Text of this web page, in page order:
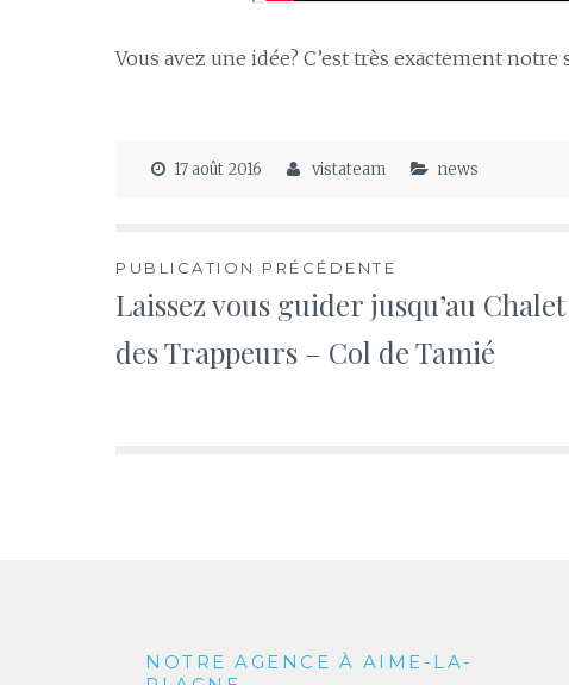
Vous avez une idée? C’est très exactement
17 août 2016 vistateam news
Navigation
de
PUBLICATION PRÉCÉDENTE
Laissez vous guider jusqu’au Chalet
des Trappeurs – Col de Tamié
NOTRE AGENCE À AIME-LA-